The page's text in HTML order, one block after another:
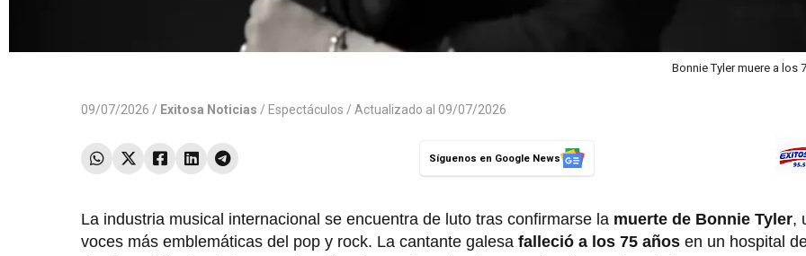
Bonnie Tyler muere a los
09/07/2026 / Exitosa Noticias / Espectáculos / Actualizado al 09/07/2026
Síguenos en Google News
La industria musical internacional se encuentra de luto tras confirmarse la muerte de Bonnie Tyler,
voces más emblemáticas del pop y rock. La cantante galesa falleció a los 75 años en un hospital